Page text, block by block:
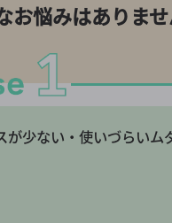
お悩みはありま
が少ない・使いづらいム